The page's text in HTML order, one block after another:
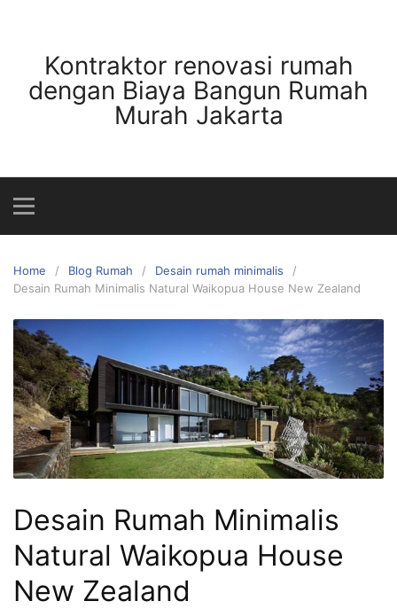
contentKontraktor renovasi rumah
dengan Biaya Bangun Rumah
Murah Jakarta
Home Blog Rumah
Desain rumah minimalis
Desain Rumah Minimalis Natural Waikopua House New Zealand
Desain Rumah Minimalis
Natural Waikopua House
New Zealand